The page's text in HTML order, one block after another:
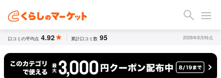
口コミの平均点 4.92 累計口コミ数 95 2026年8月時点